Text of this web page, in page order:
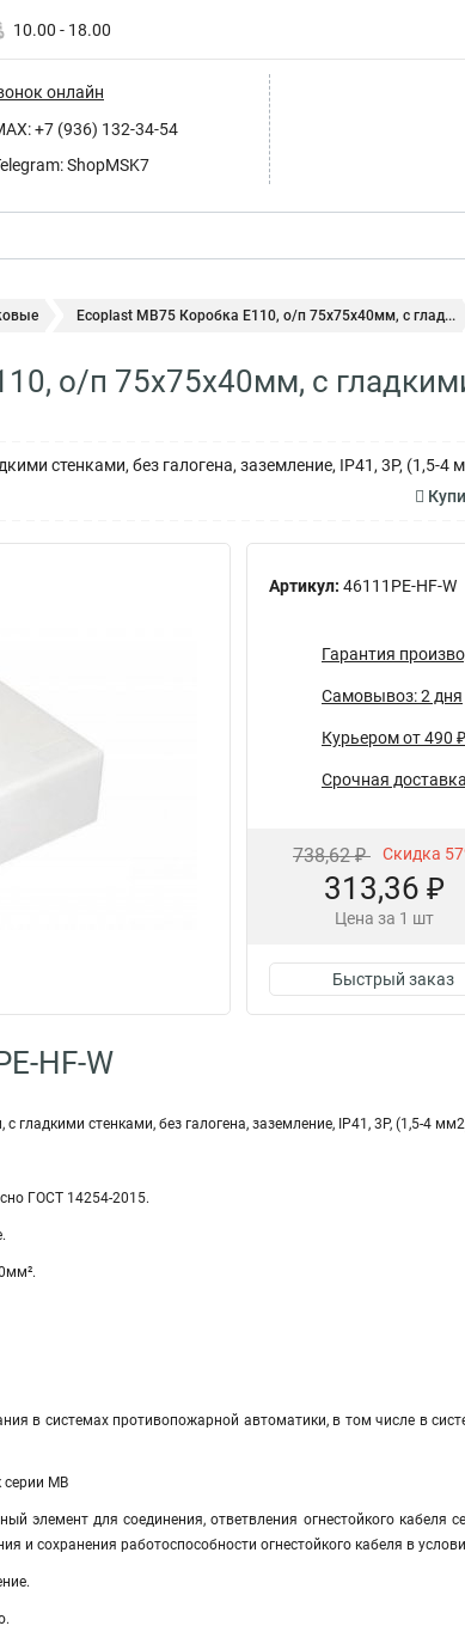
10.00 - 18.00
онлайн
+7 (936) 132-34-54
ShopMSK7
Ecoplast MB75 Коробка E110, о/п 75х75х40мм, с глад...
о/п 75х75х40мм, с
стенками, без галогена, заземление, IP41, 3P, (1,5-
Артикул: 46111PE-HF-W
Гарантия
Самовывоз: 2 дня
Курьером от 490 ₽
Срочная
738,62 ₽ Скидка
313,36 ₽
Цена за 1 шт
Быстрый заказ
HF-W
гладкими стенками, без галогена, заземление, IP41, 3P, (1,5-4
ГОСТ 14254-2015.
в системах противопожарной автоматики, в том числе в
серии МВ
элемент для соединения, ответвления огнестойкого кабеля
и сохранения работоспособности огнестойкого кабеля в